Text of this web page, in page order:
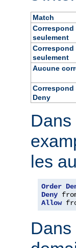
Match
Correspond
seulement
Correspond
seulement
Aucune
Correspond
Deny
les
Order
Deny
Allow